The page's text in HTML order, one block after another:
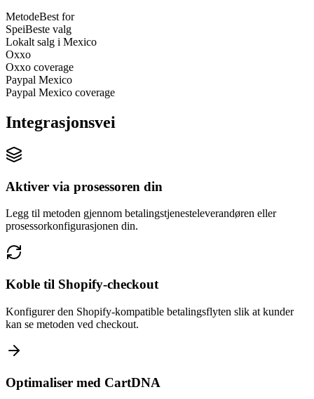
MetodeBest for
SpeiBeste valg
Lokalt salg i Mexico
Oxxo
Oxxo coverage
Paypal Mexico
Paypal Mexico coverage
Integrasjonsvei
Aktiver via prosessoren din
Legg til metoden gjennom betalingstjenesteleverandøren eller
prosessorkonfigurasjonen din.
Koble til Shopify-checkout
Konfigurer den Shopify-kompatible betalingsflyten slik at kunder
kan se metoden ved checkout.
Optimaliser med CartDNA